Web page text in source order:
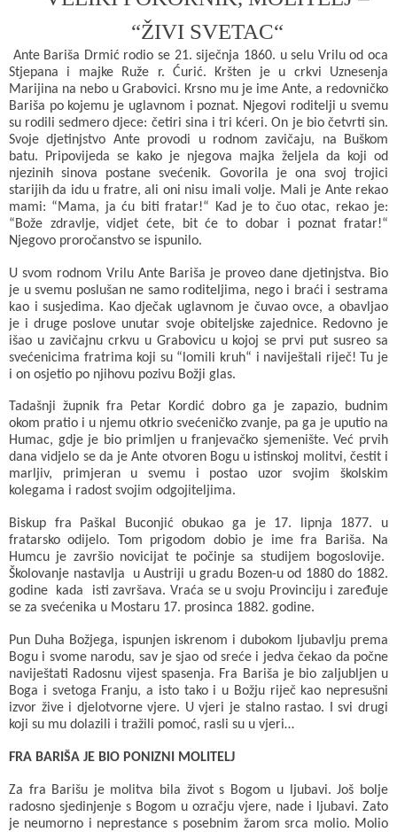
“ŽIVI SVETAC“
Ante Bariša Drmić rodio se 21. siječnja 1860. u selu Vrilu od oca
Stjepana i majke Ruže r. Ćurić. Kršten je u crkvi Uznesenja
Marijina na nebo u Grabovici. Krsno mu je ime Ante, a redovničko
Bariša po kojemu je uglavnom i poznat. Njegovi roditelji u svemu
su rodili sedmero djece: četiri sina i tri kćeri. On je bio četvrti sin.
Svoje djetinjstvo Ante provodi u rodnom zavičaju, na Buškom
batu. Pripovijeda se kako je njegova majka željela da koji od
njezinih sinova postane svećenik. Govorila je ona svoj trojici
starijih da idu u fratre, ali oni nisu imali volje. Mali je Ante rekao
mami: “Mama, ja ću biti fratar!“ Kad je to čuo otac, rekao je:
“Bože zdravlje, vidjet ćete, bit će to dobar i poznat fratar!“
Njegovo proročanstvo se ispunilo.
U svom rodnom Vrilu Ante Bariša je proveo dane djetinjstva. Bio
je u svemu poslušan ne samo roditeljima, nego i braći i sestrama
kao i susjedima. Kao dječak uglavnom je čuvao ovce, a obavljao
je i druge poslove unutar svoje obiteljske zajednice. Redovno je
išao u zavičajnu crkvu u Grabovicu u kojoj se prvi put susreo sa
svećenicima fratrima koji su “lomili kruh“ i naviještali riječ! Tu je
i on osjetio po njihovu pozivu Božji glas.
Tadašnji župnik fra Petar Kordić dobro ga je zapazio, budnim
okom pratio i u njemu otkrio svećeničko zvanje, pa ga je uputio na
Humac, gdje je bio primljen u franjevačko sjemenište. Već prvih
dana vidjelo se da je Ante otvoren Bogu u istinskoj molitvi, čestit i
marljiv, primjeran u svemu i postao uzor svojim školskim
kolegama i radost svojim odgojiteljima.
Biskup fra Paškal Buconjić obukao ga je 17. lipnja 1877. u
fratarsko odijelo. Tom prigodom dobio je ime fra Bariša. Na
Humcu je završio novicijat te počinje sa studijem bogoslovije.
Školovanje nastavlja u Austriji u gradu Bozen-u od 1880 do 1882.
godine kada isti završava. Vraća se u svoju Provinciju i zaređuje
se za svećenika u Mostaru 17. prosinca 1882. godine.
Pun Duha Božjega, ispunjen iskrenom i dubokom ljubavlju prema
Bogu i svome narodu, sav je sjao od sreće i jedva čekao da počne
naviještati Radosnu vijest spasenja. Fra Bariša je bio zaljubljen u
Boga i svetoga Franju, a isto tako i u Božju riječ kao nepresušni
izvor žive i djelotvorne vjere. U vjeri je stalno rastao. I svi drugi
koji su mu dolazili i tražili pomoć, rasli su u vjeri…
FRA BARIŠA JE BIO PONIZNI MOLITELJ
Za fra Barišu je molitva bila život s Bogom u ljubavi. Još bolje
radosno sjedinjenje s Bogom u ozračju vjere, nade i ljubavi. Zato
je neumorno i neprestance s posebnim žarom srca molio. Molio